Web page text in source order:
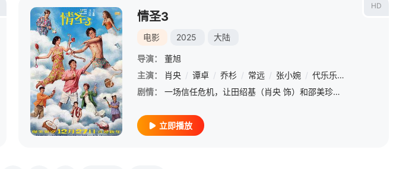
HD
情圣3
电影 2025 大陆
导演：
董旭
主演：
肖央 / 谭卓 / 乔杉 / 常远 / 张小婉 / 代乐乐 /
剧情：
一场信任危机，让田绍基（肖央 饰）和邵美珍（谭卓 饰）本就平淡的婚姻生活再次雪上加霜，阴差阳错下两人整活儿不断，花招不停，好兄弟甘火旺（乔杉 饰）也来神助攻，“爱情三十六计”轮番登场！一连串好戏接连上
立即播放